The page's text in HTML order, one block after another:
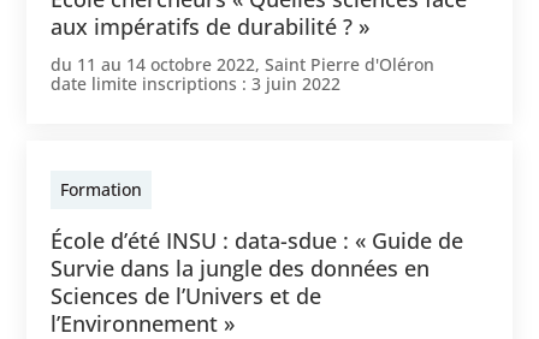
aux impératifs de durabilité ? »
du 11 au 14 octobre 2022,Saint Pierre d'Oléron
date limite inscriptions : 3 juin 2022
Formation
École d’été INSU : data-sdue : « Guide de
Survie dans la jungle des données en
Sciences de l’Univers et de
l’Environnement »